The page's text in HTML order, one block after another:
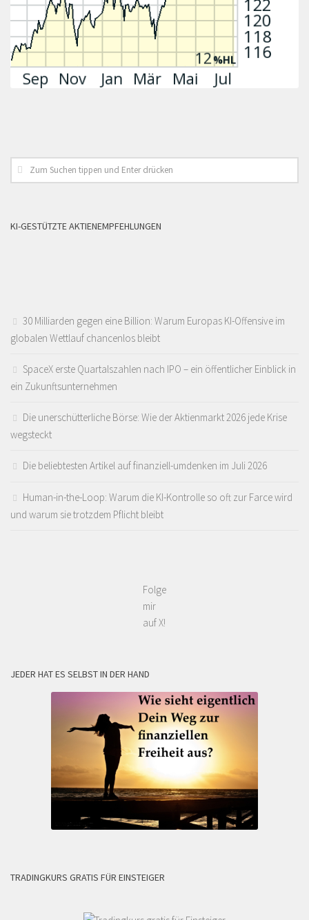
KI-GESTÜTZTE AKTIENEMPFEHLUNGEN
30 Milliarden gegen eine Billion: Warum Europas KI-Offensive im
globalen Wettlauf chancenlos bleibt
SpaceX erste Quartalszahlen nach IPO – ein öffentlicher Einblick in
ein Zukunftsunternehmen
Die unerschütterliche Börse: Wie der Aktienmarkt 2026 jede Krise
wegsteckt
Die beliebtesten Artikel auf finanziell-umdenken im Juli 2026
Human-in-the-Loop: Warum die KI-Kontrolle so oft zur Farce wird
und warum sie trotzdem Pflicht bleibt
Folge
mir
auf X!
JEDER HAT ES SELBST IN DER HAND
TRADINGKURS GRATIS FÜR EINSTEIGER